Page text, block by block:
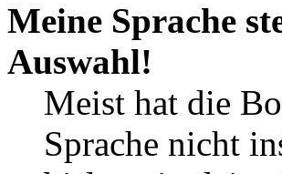
Meine Sprache
Auswahl!
Meist hat die
Sprache nicht